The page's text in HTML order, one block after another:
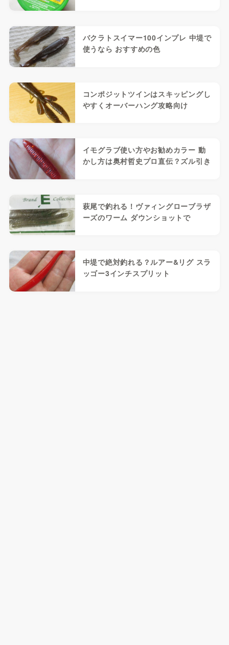
バクラトスイマー100インプレ 中堤で
使うなら おすすめの色
コンポジットツインはスキッピングし
やすくオーバーハング攻略向け
イモグラブ使い方やお勧めカラー 動
かし方は奥村哲史プロ直伝？ズル引き
萩尾で釣れる！ヴァィングローブラザ
ーズのワーム ダウンショットで
中堤で絶対釣れる？ルアー&リグ スラ
ッゴー3インチスプリット